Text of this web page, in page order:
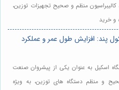
کالیبراسیون منظم و صحیح تجهیزات توزین،
و خرید
پند: افزایش طول عمر و عملکرد
اسکیل به عنوان یکی از پیشروان صنعت
و منظم دستگاه های توزین، به ویژه